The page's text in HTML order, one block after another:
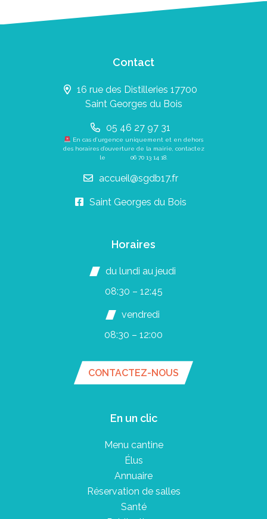
Contact
16 rue des Distilleries 17700
Saint Georges du Bois
05 46 27 97 31
En cas d’urgence uniquement et en dehors
des horaires d’ouverture de la mairie, contactez
le 06 70 13 14 18
accueil@sgdb17.fr
Saint Georges du Bois
Horaires
du lundi au jeudi
08:30 – 12:45
vendredi
08:30 – 12:00
CONTACTEZ-NOUS
En un clic
Menu cantine
Élus
Annuaire
Réservation de salles
Santé